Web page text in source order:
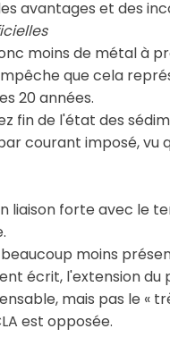
avantages et des
moins de métal à
que cela
20 années.
fin de l'état des
courant imposé, vu
liaison forte avec le
moins
écrit, l'extension du
mais pas le
est opposée.